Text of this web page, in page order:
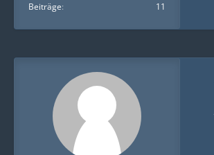
Beiträge
11